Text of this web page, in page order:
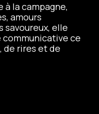
à la campagne,
amours
elle
communicative ce
de rires et de